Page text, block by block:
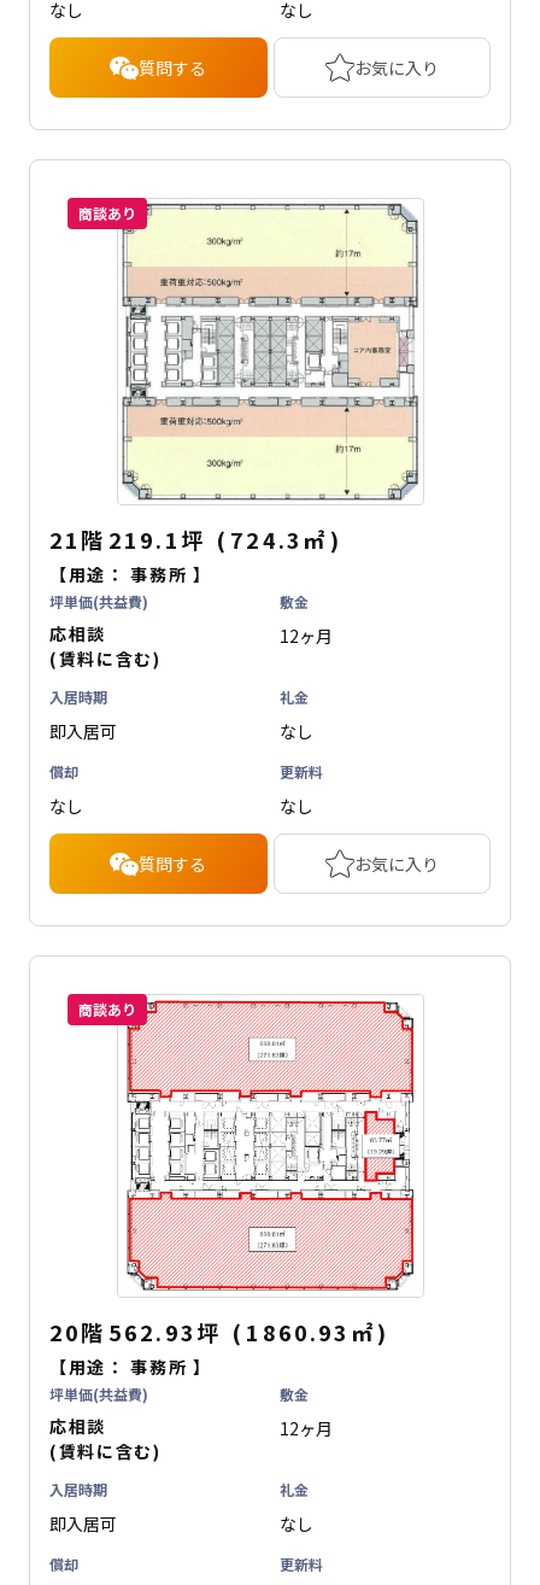
なし なし
質問する お気に入り
商談あり
21階 219.1坪 ( 724.3 ㎡ )
【用途：事務所 】
坪単価(共益費)
応相談
(賃料に含む)
敷金
12ヶ月
入居時期
即入居可
礼金
なし
償却
なし
更新料
なし
質問する お気に入り
商談あり
20階 562.93坪 ( 1860.93 ㎡)
【用途：事務所 】
坪単価(共益費)
応相談
(賃料に含む)
敷金
12ヶ月
入居時期
即入居可
礼金
なし
償却 更新料